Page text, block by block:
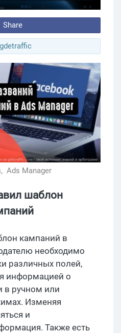
Share
Ads Manager
шаблон
кампаний в
необходимо
различных полей,
информацией о
в ручном или
Изменяя
и
Также есть